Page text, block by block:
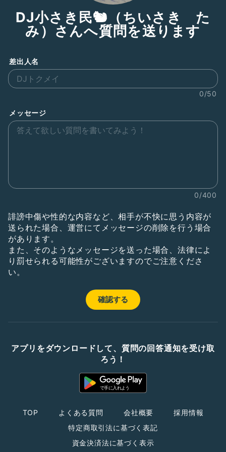
DJ小さき民🐿（ちいさき た
み）さんへ質問を送ります
差出人名
0/50
メッセージ
0/400
誹謗中傷や性的な内容など、相手が不快に思う内容が
送られた場合、運営にてメッセージの削除を行う場合
があります。
また、そのようなメッセージを送った場合、法律によ
り罰せられる可能性がございますのでご注意くださ
い。
アプリをダウンロードして、質問の回答通知を受け取
ろう！
TOP よくある質問 会社概要
採用情報
特定商取引法に基づく表記
資金決済法に基づく表示